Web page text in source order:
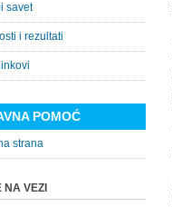
savet
i rezultati
POMOĆ
strana
NA VEZI